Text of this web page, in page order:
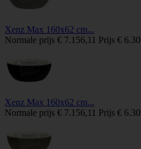
Xenz Max 160x62 cm...
Normale prijs € 7.156,11 Prijs €
Xenz Max 160x62 cm...
Normale prijs € 7.156,11 Prijs €